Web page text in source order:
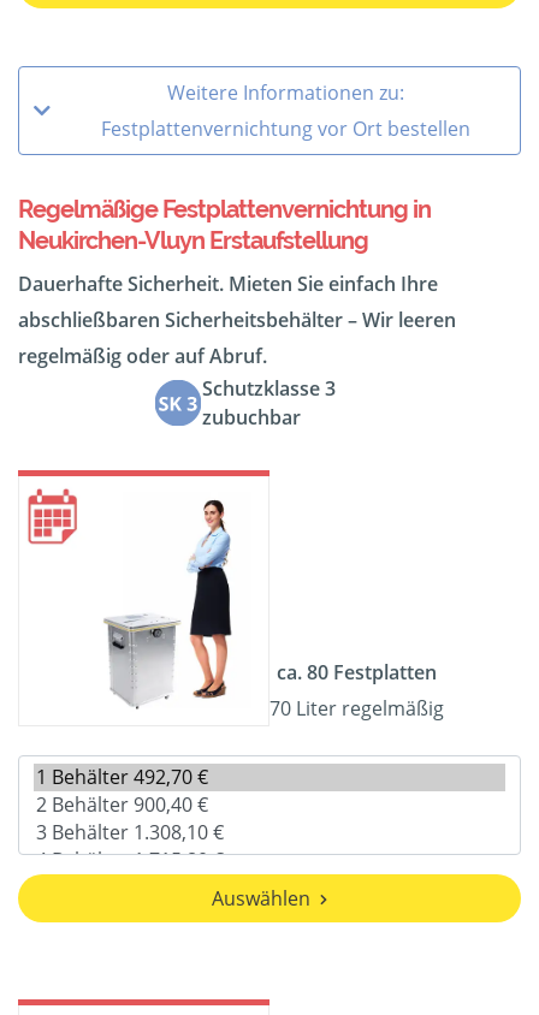
Weitere Informationen zu:
Festplattenvernichtung vor Ort bestellen
Regelmäßige Festplattenvernichtung in
Neukirchen-Vluyn Erstaufstellung
Dauerhafte Sicherheit. Mieten Sie einfach Ihre
abschließbaren Sicherheitsbehälter – Wir leeren
regelmäßig oder auf Abruf.
Schutzklasse 3
zubuchbar
ca. 80 Festplatten
70 Liter regelmäßig
Auswählen